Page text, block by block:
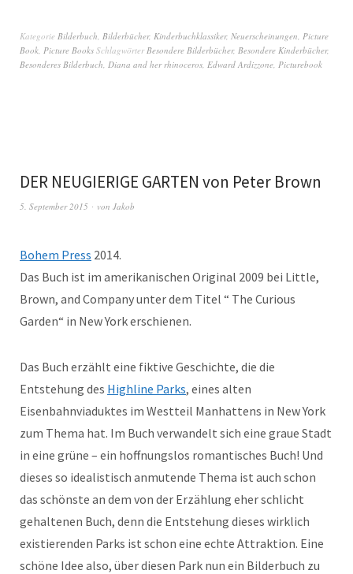
Kategorie Bilderbuch, Bilderbücher, Kinderbuchklassiker, Neuerscheinungen, Picture
Book, Picture Books SchlagwörterBesondere Bilderbücher, Besondere Kinderbücher,
Besonderes Bilderbuch, Diana and her rhinoceros, Edward Ardizzone, Picturebook
DER NEUGIERIGE GARTEN von Peter Brown
5. September 2015 von Jakob
Bohem Press 2014.
Das Buch ist im amerikanischen Original 2009 bei Little,
Brown, and Company unter dem Titel “ The Curious
Garden“ in New York erschienen.
Das Buch erzählt eine fiktive Geschichte, die die
Entstehung des Highline Parks, eines alten
Eisenbahnviaduktes im Westteil Manhattens in New York
zum Thema hat. Im Buch verwandelt sich eine graue Stadt
in eine grüne – ein hoffnungslos romantisches Buch! Und
dieses so idealistisch anmutende Thema ist auch schon
das schönste an dem von der Erzählung eher schlicht
gehaltenen Buch, denn die Entstehung dieses wirklich
existierenden Parks ist schon eine echte Attraktion. Eine
schöne Idee also, über diesen Park nun ein Bilderbuch zu